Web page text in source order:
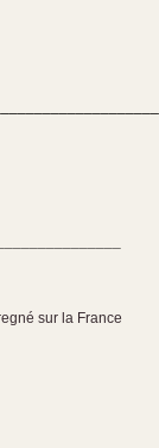
sur la France